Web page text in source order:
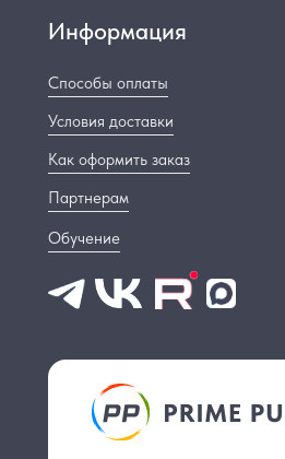
Информация
Способы оплаты
Условия доставки
Как оформить заказ
Обучение
Партнерам